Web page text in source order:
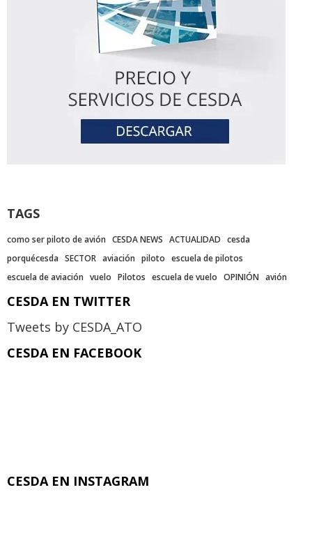
TAGS
como ser piloto de avión CESDA NEWS ACTUALIDAD cesda
porquécesda SECTOR aviación piloto escuela de pilotos
escuela de aviación vuelo Pilotos escuela de vuelo OPINIÓN avión
CESDA EN TWITTER
Tweets by CESDA_ATO
CESDA EN FACEBOOK
CESDA EN INSTAGRAM